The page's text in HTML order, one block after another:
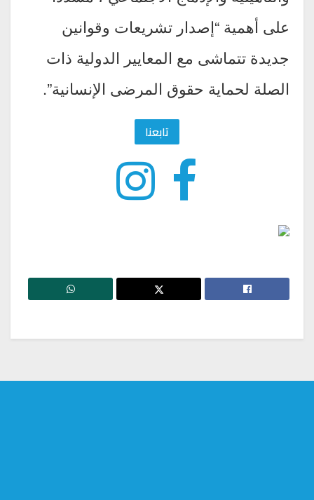
على أهمية “إصدار تشريعات وقوانين
جديدة تتماشى مع المعايير الدولية ذات
الصلة لحماية حقوق المرضى الإنسانية”.
تابعنا